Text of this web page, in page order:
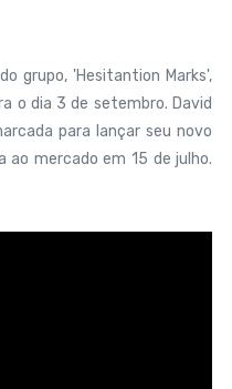
grupo, 'Hesitantion Marks',
o dia 3 de setembro. David
para lançar seu novo
ao mercado em 15 de julho.